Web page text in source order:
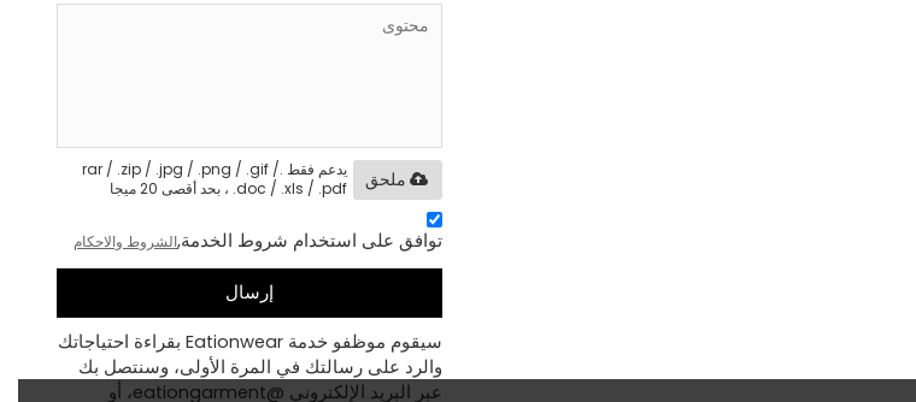
يدعم فقط .rar / .zip / .jpg / .png / .gif /
.doc / .xls / .pdf ، بحد أقصى 20 ميجا
ملحق
توافق على استخدام شروط الخدمة,الشروط والاحكام
إرسال
سيقوم موظفو خدمة Eationwear بقراءة احتياجاتك
والرد على رسالتك في المرة الأولى، وسنتصل بك
عبر البريد الإلكتروني @eationgarment، أو